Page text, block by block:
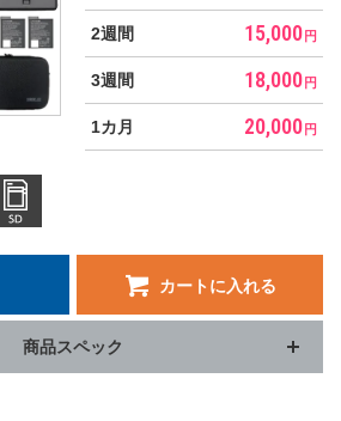
2週間 15,000 円
3週間 18,000 円
1カ月 20,000 円
カートに入れる
商品スペック